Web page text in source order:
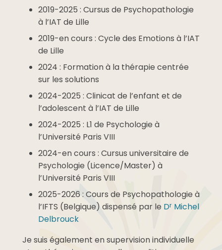
2019-2025 : Cursus de Psychopathologie
à l’IAT de Lille
2019-en cours : Cycle des Emotions à l’IAT
de Lille
2024 : Formation à la thérapie centrée
sur les solutions
2024-2025 : Clinicat de l’enfant et de
l’adolescent à l’IAT de Lille
2024-2025 : L1 de Psychologie à
l’Université Paris VIII
2024-en cours : Cursus universitaire de
Psychologie (Licence/Master) à
l’Université Paris VIII
2025-2026 : Cours de Psychopathologie à
l’IFTS (Belgique) dispensé par le DrMichel
Delbrouck
Je suis également en supervision individuelle